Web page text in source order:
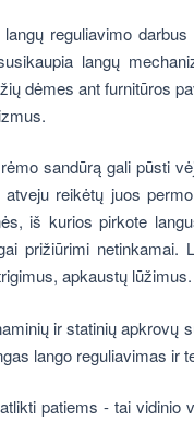
reguliavimo
langų
dėmes ant furnitūros
sandūrą gali pūsti
reikėtų juos
iš kurios pirkote
prižiūrimi netinkamai.
apkaustų lūžimus.
ir statinių apkrovų
lango reguliavimas ir
patiems - tai